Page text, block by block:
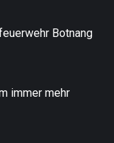
Botnang
immer mehr